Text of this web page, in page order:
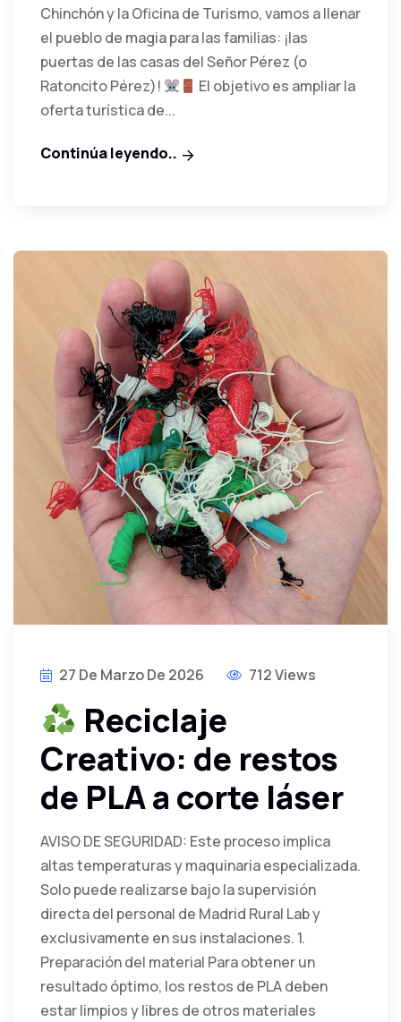
Chinchón y la Oficina de Turismo, vamos a llenar
el pueblo de magia para las familias: ¡las
puertas de las casas del Señor Pérez (o
Ratoncito Pérez)!
El objetivo es ampliar la
oferta turística de...
Continúa leyendo..
27 De Marzo De 2026 712 Views
Reciclaje
Creativo: de restos
de PLA a corte láser
AVISO DE SEGURIDAD: Este proceso implica
altas temperaturas y maquinaria especializada.
Solo puede realizarse bajo la supervisión
directa del personal de Madrid Rural Lab y
exclusivamente en sus instalaciones. 1.
Preparación del material Para obtener un
resultado óptimo, los restos de PLA deben
estar limpios y libres de otros materiales